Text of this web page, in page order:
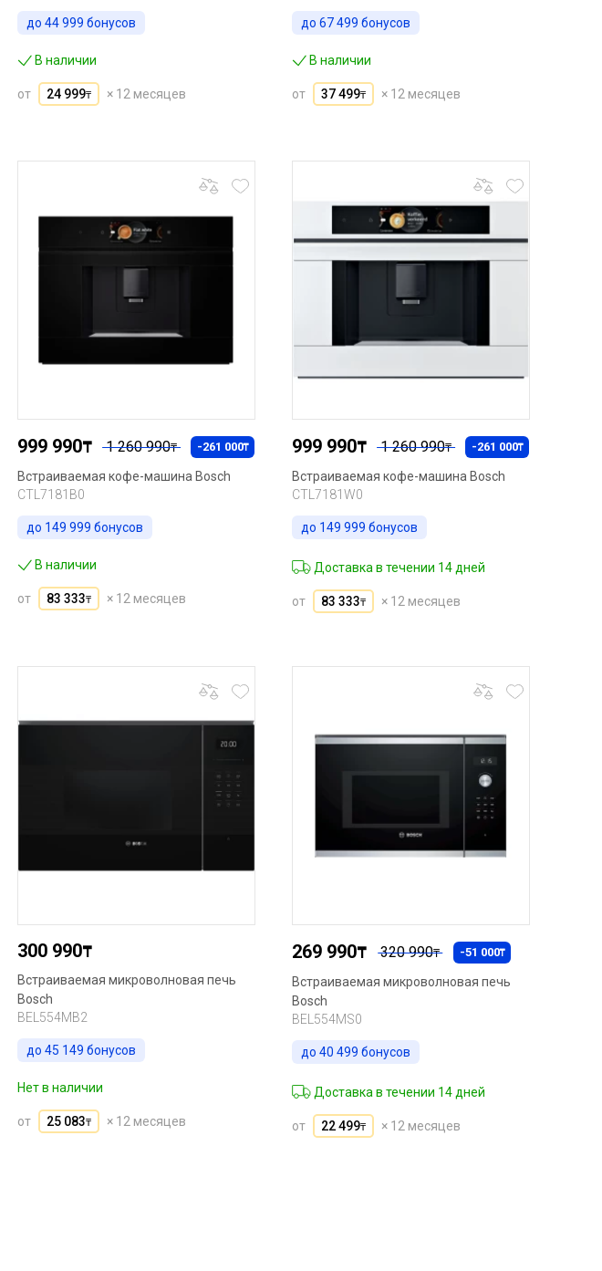
до 44 999 бонусов
В наличии
от 24 999₸ × 12 месяцев
до 67 499 бонусов
В наличии
от 37 499₸ × 12 месяцев
999 990₸ 1 260 990₸ -261 000₸
Встраиваемая кофе-машина Bosch
CTL7181B0
до 149 999 бонусов
В наличии
от 83 333₸ × 12 месяцев
999 990₸ 1 260 990₸ -261 000₸
Встраиваемая кофе-машина Bosch
CTL7181W0
до 149 999 бонусов
Доставка в течении 14 дней
от 83 333₸ × 12 месяцев
300 990₸
Встраиваемая микроволновая печь
Bosch
BEL554MB2
до 45 149 бонусов
Нет в наличии
от 25 083₸ × 12 месяцев
269 990₸ 320 990₸ -51 000₸
Встраиваемая микроволновая печь
Bosch
BEL554MS0
до 40 499 бонусов
Доставка в течении 14 дней
от 22 499₸ × 12 месяцев